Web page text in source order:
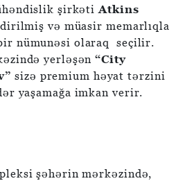
şirkətiAtkins
və müasir memarlıqla
nümunəsi olaraq seçilir.
yerləşən“City
sizə premium həyat tərzini
yaşamağa imkan verir.
şəhərin mərkəzində,